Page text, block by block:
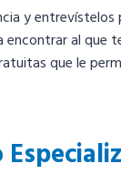
y entrevístelos
al que
que le